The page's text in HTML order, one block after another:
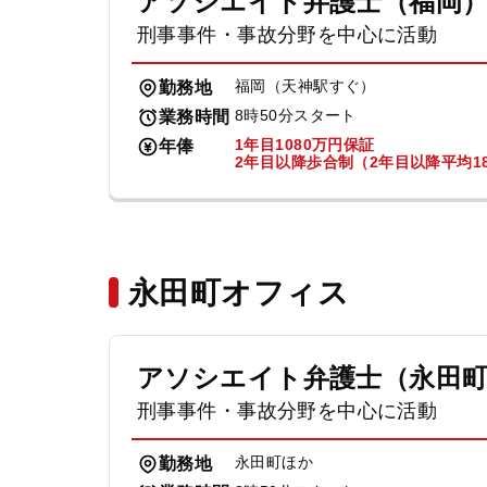
刑事事件・事故分野を中心に活動
勤務地 福岡（天神駅すぐ）
業務時間 8時50分スタート
年俸
1年目1080万円保証
2年目以降歩合制（2年目以降平均
永田町オフィス
アソシエイト弁護士（永田町
刑事事件・事故分野を中心に活動
勤務地 永田町ほか